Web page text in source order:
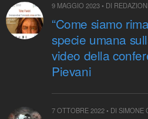
9 MAGGIO 2023 • DI
“Come siamo
specie umana
video della
Pievani
7 OTTOBRE 2022 • DI SIMONE